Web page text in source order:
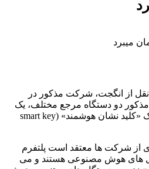
از انگجت، شرکت مذکور در
۲۰۲۶» پلتفرم مذکور دو دستگاه مرجع مختلف، یک
نمایشگر هوشمند و همچنین یک «کلید نشان هوشمند» (smart key
از شرکت ها معتقد است پلتفرم
های هوش مصنوعی هستند و می